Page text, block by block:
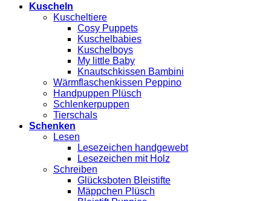
Kuscheln
Kuscheltiere
Cosy Puppets
Kuschelbabies
Kuschelboys
My little Baby
Knautschkissen Bambini
Wärmflaschenkissen Peppino
Handpuppen Plüsch
Schlenkerpuppen
Tierschals
Schenken
Lesen
Lesezeichen handgewebt
Lesezeichen mit Holz
Schreiben
Glücksboten Bleistifte
Mäppchen Plüsch